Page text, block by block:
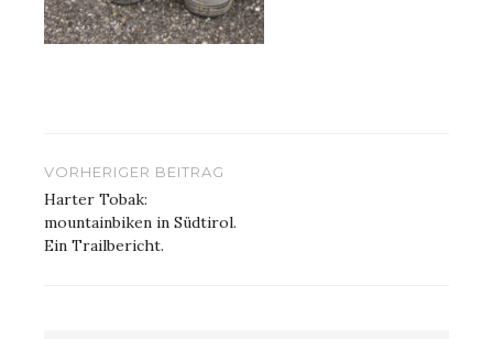
Beitragsnavigation
VORHERIGER BEITRAG
Harter Tobak:
mountainbiken in Südtirol.
Ein Trailbericht.